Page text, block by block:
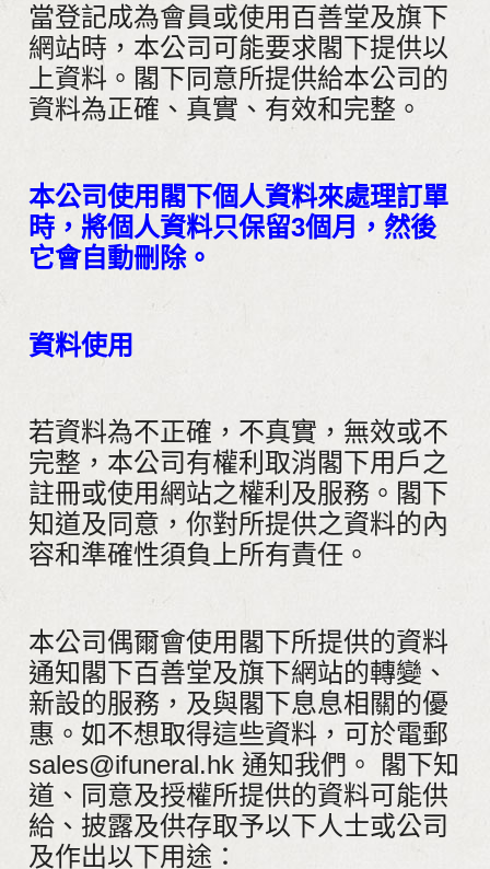
當登記成為會員或使用百善堂及旗下
網站時，本公司可能要求閣下提供以
上資料。閣下同意所提供給本公司的
資料為正確、真實、有效和完整。
本公司使用閣下個人資料來處理訂單
時，將個人資料只保留3個月，然後
它會自動刪除。
資料使用
若資料為不正確，不真實，無效或不
完整，本公司有權利取消閣下用戶之
註冊或使用網站之權利及服務。閣下
知道及同意，你對所提供之資料的內
容和準確性須負上所有責任。
本公司偶爾會使用閣下所提供的資料
通知閣下百善堂及旗下網站的轉變、
新設的服務，及與閣下息息相關的優
惠。如不想取得這些資料，可於電郵
sales@ifuneral.hk 通知我們。 閣下知
道、同意及授權所提供的資料可能供
給、披露及供存取予以下人士或公司
及作出以下用途：